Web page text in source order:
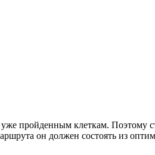
пройденным клеткам. Поэтому
он должен состоять из